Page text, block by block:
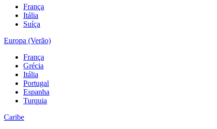
França
Itália
Suíça
Europa (Verão)
França
Grécia
Itália
Portugal
Espanha
Turquia
Caribe